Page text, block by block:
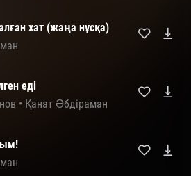
хат (жаңа нұсқа)
еді
• Қанат Әбдіраман